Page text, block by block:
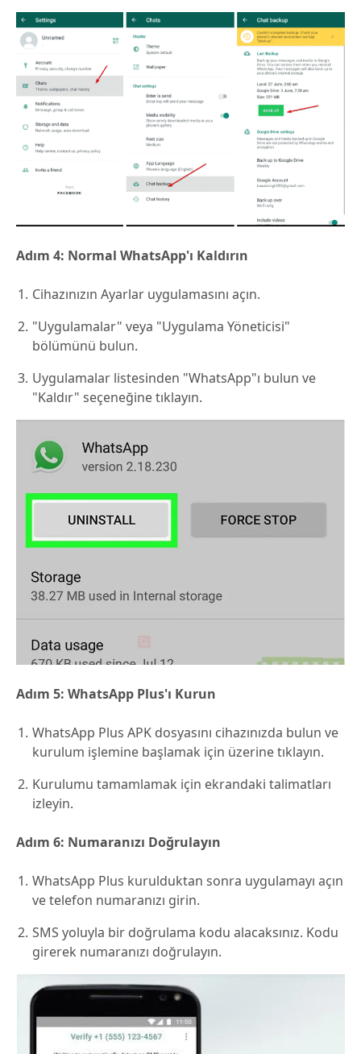
Adım 4: Normal WhatsApp'ı Kaldırın
Cihazınızın Ayarlar uygulamasını açın.
"Uygulamalar" veya "Uygulama Yöneticisi"
bölümünü bulun.
Uygulamalar listesinden "WhatsApp"ı bulun ve
"Kaldır" seçeneğine tıklayın.
Adım 5: WhatsApp Plus'ı Kurun
WhatsApp Plus APK dosyasını cihazınızda bulun ve
kurulum işlemine başlamak için üzerine tıklayın.
Kurulumu tamamlamak için ekrandaki talimatları
izleyin.
Adım 6: Numaranızı Doğrulayın
WhatsApp Plus kurulduktan sonra uygulamayı açın
ve telefon numaranızı girin.
SMS yoluyla bir doğrulama kodu alacaksınız. Kodu
girerek numaranızı doğrulayın.